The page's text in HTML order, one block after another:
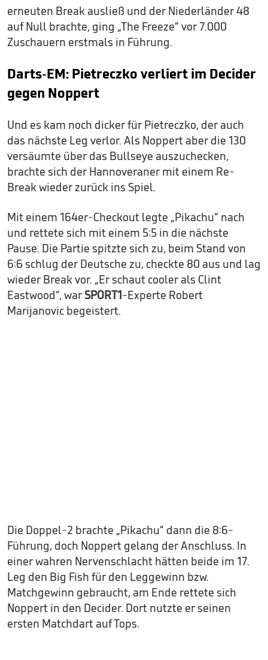
erneuten Break ausließ und der Niederländer 48
auf Null brachte, ging „The Freeze“ vor 7.000
Zuschauern erstmals in Führung.
Darts-EM: Pietreczko verliert im Decider
gegen Noppert
Und es kam noch dicker für Pietreczko, der auch
das nächste Leg verlor. Als Noppert aber die 130
versäumte über das Bullseye auszuchecken,
brachte sich der Hannoveraner mit einem Re-
Break wieder zurück ins Spiel.
Mit einem 164er-Checkout legte „Pikachu“ nach
und rettete sich mit einem 5:5 in die nächste
Pause. Die Partie spitzte sich zu, beim Stand von
6:6 schlug der Deutsche zu, checkte 80 aus und lag
wieder Break vor. „Er schaut cooler als Clint
Eastwood“, war SPORT1-Experte Robert
Marijanovic begeistert.
Die Doppel-2 brachte „Pikachu“ dann die 8:6-
Führung, doch Noppert gelang der Anschluss. In
einer wahren Nervenschlacht hätten beide im 17.
Leg den Big Fish für den Leggewinn bzw.
Matchgewinn gebraucht, am Ende rettete sich
Noppert in den Decider. Dort nutzte er seinen
ersten Matchdart auf Tops.